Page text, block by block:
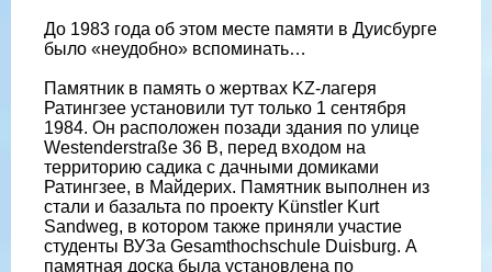
До 1983 года об этом месте памяти в Дуисбурге
было «неудобно» вспоминать…
Памятник в память о жертвах KZ-лагеря
Ратингзее установили тут только 1 сентября
1984. Он расположен позади здания по улице
Westenderstraße 36 B, перед входом на
территорию садика с дачными домиками
Ратингзее, в Майдерих. Памятник выполнен из
стали и базальта по проекту Künstler Kurt
Sandweg, в котором также приняли участие
студенты ВУЗа Gesamthochschule Duisburg. А
памятная доска была установлена по